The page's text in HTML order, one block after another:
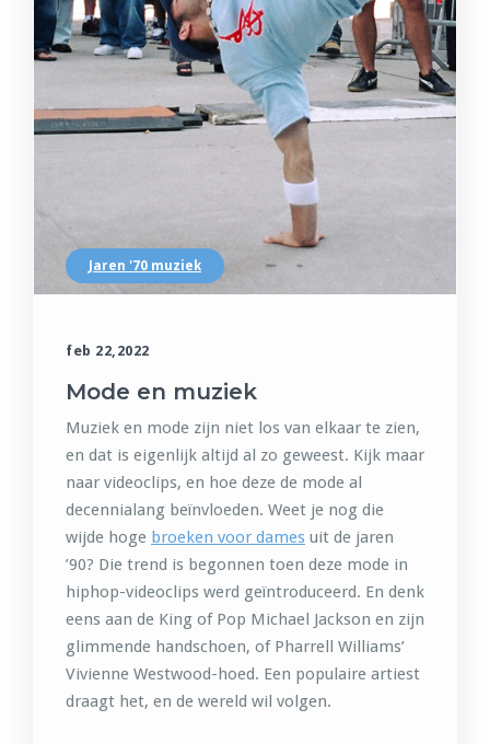
Jaren '70 muziek
feb 22,2022
Mode en muziek
Muziek en mode zijn niet los van elkaar te zien,
en dat is eigenlijk altijd al zo geweest. Kijk maar
naar videoclips, en hoe deze de mode al
decennialang beïnvloeden. Weet je nog die
wijde hoge broeken voor dames uit de jaren
’90? Die trend is begonnen toen deze mode in
hiphop-videoclips werd geïntroduceerd. En denk
eens aan de King of Pop Michael Jackson en zijn
glimmende handschoen, of Pharrell Williams’
Vivienne Westwood-hoed. Een populaire artiest
draagt het, en de wereld wil volgen.